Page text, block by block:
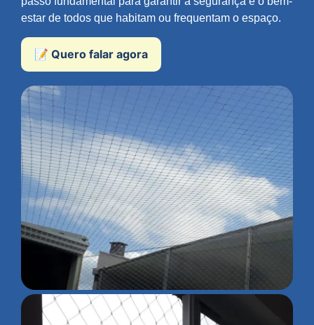
estar de todos que habitam ou frequentam o espaço.
📝 Quero falar agora